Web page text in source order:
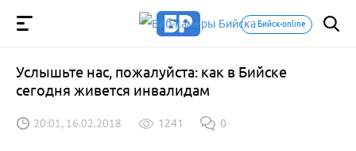
Бийск-online
Услышьте нас, пожалуйста: как в Бийске
сегодня живется инвалидам
20:01, 16.02.2018 1241 0